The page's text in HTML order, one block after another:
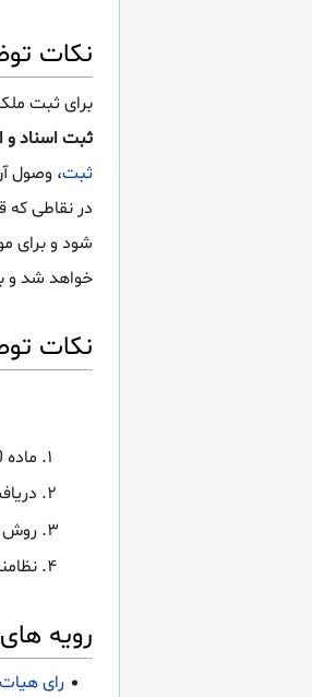
نکات توضیحی ماده
برای ثبت
ثبت اسناد و
ثبت، وصول
در نقاطی
شود و برای
خواهد شد و
نکات توصیفی
ماده 120 به حق‌الثبت املاک می‌پردازد، یعنی هزینه‌ای که برای ثبت یک ملک باید پرداخت شود.
روش
رویه
رای هیات